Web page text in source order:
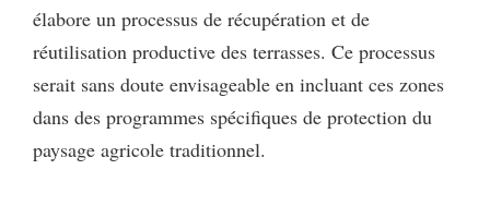
élabore un processus de récupération et de
réutilisation productive des terrasses. Ce processus
serait sans doute envisageable en incluant ces zones
dans des programmes spécifiques de protection du
paysage agricole traditionnel.